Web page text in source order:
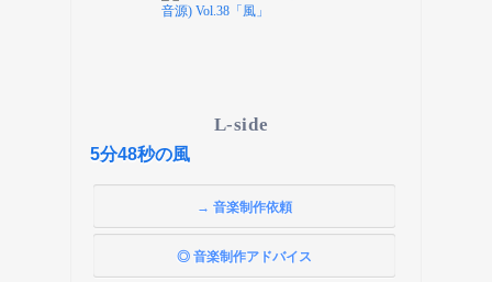
L-side
5分48秒の風
→ 音楽制作依頼
◎ 音楽制作アドバイス